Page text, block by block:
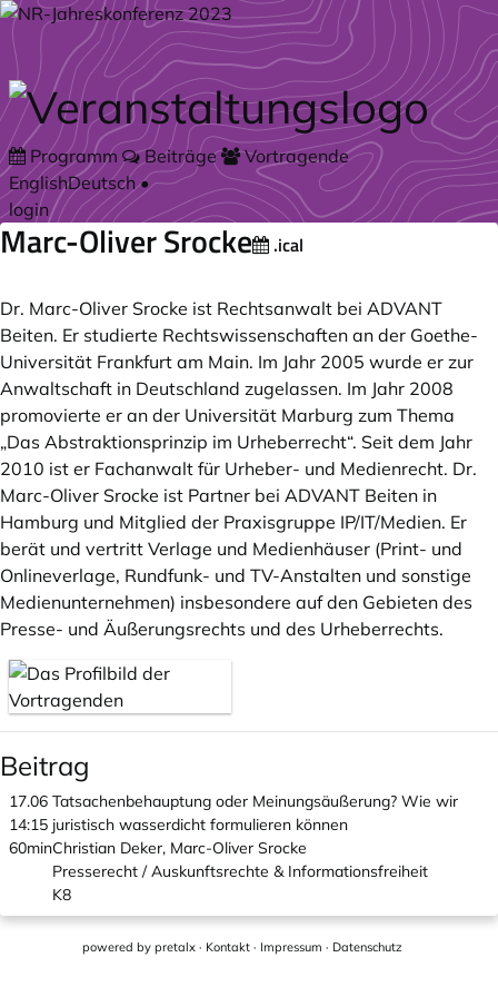
Zum Hauptteil springen
Programm Beiträge
Vortragende
EnglishDeutsch•
login
Marc-Oliver Srocke .ical
Dr. Marc-Oliver Srocke ist Rechtsanwalt bei ADVANT
Beiten. Er studierte Rechtswissenschaften an der Goethe-
Universität Frankfurt am Main. Im Jahr 2005 wurde er zur
Anwaltschaft in Deutschland zugelassen. Im Jahr 2008
promovierte er an der Universität Marburg zum Thema
„Das Abstraktionsprinzip im Urheberrecht“. Seit dem Jahr
2010 ist er Fachanwalt für Urheber- und Medienrecht. Dr.
Marc-Oliver Srocke ist Partner bei ADVANT Beiten in
Hamburg und Mitglied der Praxisgruppe IP/IT/Medien. Er
berät und vertritt Verlage und Medienhäuser (Print- und
Onlineverlage, Rundfunk- und TV-Anstalten und sonstige
Medienunternehmen) insbesondere auf den Gebieten des
Presse- und Äußerungsrechts und des Urheberrechts.
Beitrag
17.06
14:15
60min
Tatsachenbehauptung oder Meinungsäußerung? Wie wir
juristisch wasserdicht formulieren können
Christian Deker, Marc-Oliver Srocke
Presserecht / Auskunftsrechte & Informationsfreiheit
K8
powered by pretalx · Kontakt · Impressum · Datenschutz